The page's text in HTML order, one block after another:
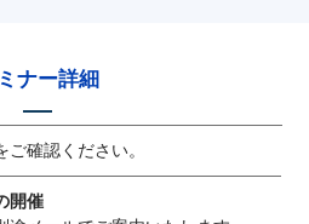
ナー詳細
ご確認ください。
開催